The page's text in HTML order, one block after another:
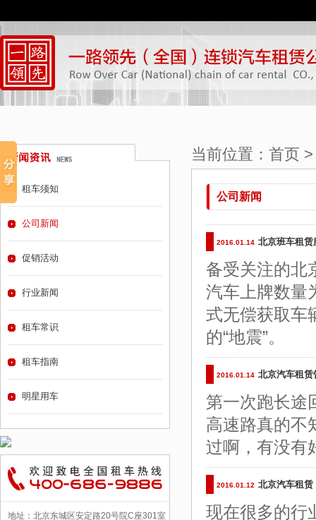
当前位置： 首页
公司新闻
2016.01.14 北京班车租
备受关注的北
汽车上牌数量
式无偿获取车
的“地震”。
2016.01.14 北京汽车租赁
第一次跑长途
高速路真的不
过啊，有没有
2016.01.12 北京汽车租
现在很多的行
租车须知
公司新闻
促销活动
行业新闻
租车常识
租车指南
明星用车
地址：北京东城区安定路20号院C座301室